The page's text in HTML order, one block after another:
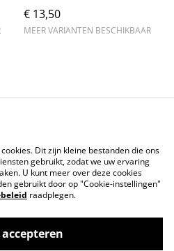
€ 13,50
MEER VARIANTEN BESCHIKBAAR
Voorwaarden
Cookiebeleid
Dit zijn kleine bestanden die ons
gebruikt, zodat we uw ervaring
U kunt meer over deze cookies
gebruikt door op "Cookie-instellingen"
raadplegen.